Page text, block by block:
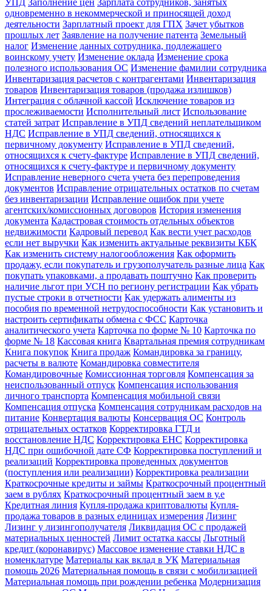
УПД Заполнение цен Зарплата сотрудников, занятых
одновременно в некоммерческой и приносящей доход
деятельности Зарплатный проект для ГПХ Зачет убытков
прошлых лет Заявление на получение патента Земельный
налог Изменение данных сотрудника, подлежащего
воинскому учету Изменение оклада Изменение срока
полезного использования ОС Изменение фамилии сотрудника
Инвентаризация расчетов с контрагентами Инвентаризация
товаров Инвентаризация товаров (продажа излишков)
Интеграция с облачной кассой Исключение товаров из
прослеживаемости Исполнительный лист Использование
статей затрат Исправление в УПД сведений неплательщиком
НДС Исправление в УПД сведений, относящихся к
первичному документу Исправление в УПД сведений,
относящихся к счету-фактуре Исправление в УПД сведений,
относящихся к счету-фактуре и первичному документу
Исправление неверного счета учета без перепроведения
документов Исправление отрицательных остатков по счетам
без инвентаризации Исправление ошибок при учете
агентских/комиссионных договоров История изменения
документа Кадастровая стоимость отдельных объектов
недвижимости Кадровый перевод Как вести учет расходов
если нет выручки Как изменить актуальные реквизиты КБК
Как изменить систему налогообложения Как оформить
продажу, если покупатель и грузополучатель разные лица Как
покупать упаковками, а продавать поштучно Как проверить
наличие льгот при УСН по региону регистрации Как убрать
пустые строки в отчетности Как удержать алименты из
пособия по временной нетрудоспособности Как установить и
настроить сертификаты обмена с ФСС Карточка
аналитического учета Карточка по форме № 10 Карточка по
форме № 18 Кассовая книга Квартальная премия сотрудникам
Книга покупок Книга продаж Командировка за границу,
расчеты в валюте Командировка совместителя
Командировочные Комиссионная торговля Компенсация за
неиспользованный отпуск Компенсация использования
личного транспорта Компенсация мобильной связи
Компенсация отпуска Компенсация сотрудникам расходов на
питание Конвертация валюты Консервация ОС Контроль
отрицательных остатков Корректировка ГТД и
восстановление НДС Корректировка ЕНС Корректировка
НДС при ошибочной дате СФ Корректировка поступлений и
реализаций Корректировка проведенных документов
(поступления или реализации) Корректировка реализации
Краткосрочные кредиты и займы Краткосрочный процентный
заем в рублях Краткосрочный процентный заем в у.е
Кредитная линия Купля-продажа криптовалюты Купля-
продажа товаров в разных единицах измерения Лизинг
Лизинг у лизингополучателя Ликвидация ОС с продажей
материальных ценностей Лимит остатка кассы Льготный
кредит (коронавирус) Массовое изменение ставки НДС в
номенклатуре Материалы как вклад в УК Материальная
помощь 2026 Материальная помощь в связи с мобилизацией
Материальная помощь при рождении ребенка Модернизация